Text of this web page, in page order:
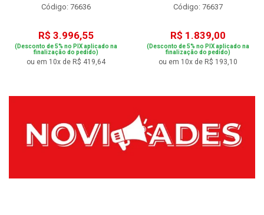
Código: 76636
R$ 3.996,55
(Desconto de 5% no PIX aplicado na
finalização do pedido)
ou em 10x de R$ 419,64
Código: 76637
R$ 1.839,00
(Desconto de 5% no PIX aplicado na
finalização do pedido)
ou em 10x de R$ 193,10